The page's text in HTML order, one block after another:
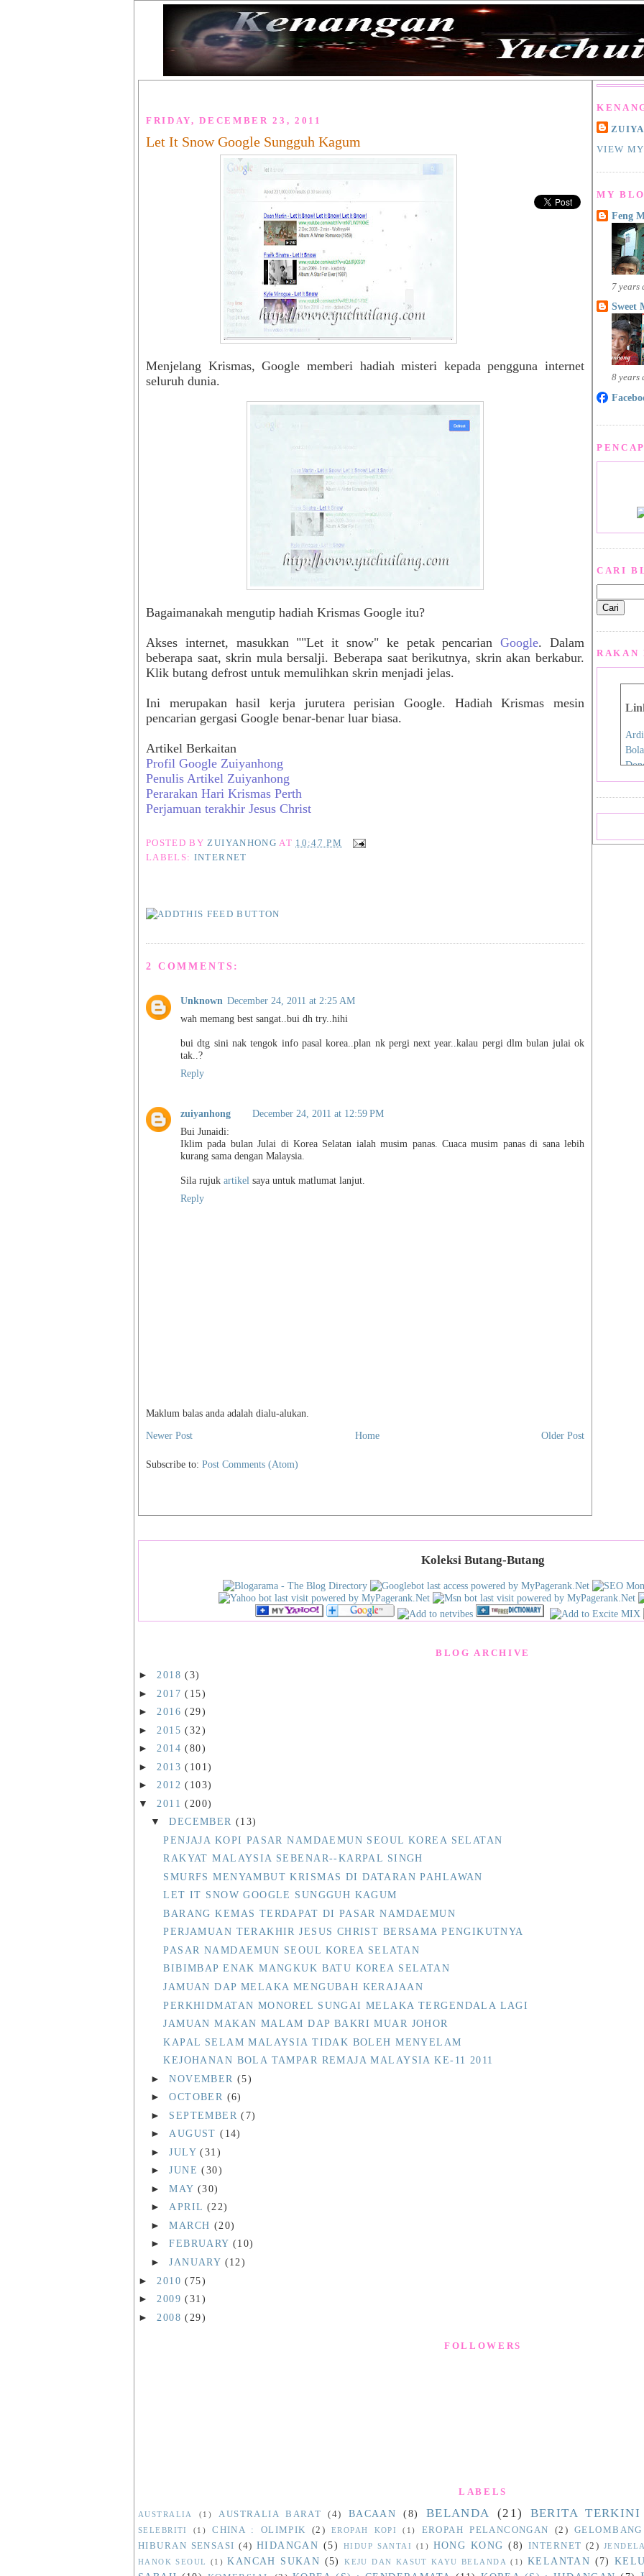
FRIDAY, DECEMBER 23, 2011
Let It Snow Google Sungguh Kagum
Menjelang Krismas, Google memberi hadiah misteri kepada pengguna internet
seluruh dunia.
Bagaimanakah mengutip hadiah Krismas Google itu?
Akses internet, masukkan ""Let it snow" ke petak pencarianGoogle. Dalam
beberapa saat, skrin mula bersalji. Beberapa saat berikutnya, skrin akan berkabur.
Klik butang defrost untuk memulihkan skrin menjadi jelas.
Ini merupakan hasil kerja jurutera perisian Google. Hadiah Krismas mesin
pencarian gergasi Google benar-benar luar biasa.
Artikel Berkaitan
Profil Google Zuiyanhong
Penulis Artikel Zuiyanhong
Perarakan Hari Krismas Perth
Perjamuan terakhir Jesus Christ
POSTED BY ZUIYANHONG AT 10:47 PM
LABELS: INTERNET
2 COMMENTS:
Unknown December 24, 2011 at 2:25 AM
wah memang best sangat..bui dh try..hihi
bui dtg sini nak tengok info pasal korea..plan nk pergi next year..kalau pergi dlm bulan julai ok
tak..?
Reply
zuiyanhong
December 24, 2011 at 12:59 PM
Bui Junaidi:
Iklim pada bulan Julai di Korea Selatan ialah musim panas. Cuaca musim panas di sana lebih
kurang sama dengan Malaysia.
Sila rujuk artikel saya untuk matlumat lanjut.
Reply
Maklum balas anda adalah dialu-alukan.
Newer Post
Older Post
Home
Subscribe to: Post Comments (Atom)
VIEW
MY
Feng
7 years
Sweet
8 years
CARI
RAKAN
Ardi
Eida
Koleksi Butang-Butang
BLOG ARCHIVE
► 2018(3)
► 2017(15)
► 2016(29)
► 2015(32)
► 2014(80)
► 2013(101)
► 2012(103)
▼ 2011(200)
▼DECEMBER(13)
PENJAJA KOPI PASAR NAMDAEMUN SEOUL KOREA SELATAN
RAKYAT MALAYSIA SEBENAR--KARPAL SINGH
SMURFS MENYAMBUT KRISMAS DI DATARAN PAHLAWAN
LET IT SNOW GOOGLE SUNGGUH KAGUM
BARANG KEMAS TERDAPAT DI PASAR NAMDAEMUN
PERJAMUAN TERAKHIR JESUS CHRIST BERSAMA PENGIKUTNYA
PASAR NAMDAEMUN SEOUL KOREA SELATAN
BIBIMBAP ENAK MANGKUK BATU KOREA SELATAN
JAMUAN DAP MELAKA MENGUBAH KERAJAAN
PERKHIDMATAN MONOREL SUNGAI MELAKA TERGENDALA LAGI
JAMUAN MAKAN MALAM DAP BAKRI MUAR JOHOR
KAPAL SELAM MALAYSIA TIDAK BOLEH MENYELAM
KEJOHANAN BOLA TAMPAR REMAJA MALAYSIA KE-11 2011
►NOVEMBER(5)
►OCTOBER (6)
► SEPTEMBER(7)
►AUGUST(14)
►JULY(31)
►JUNE(30)
►MAY (30)
►APRIL (22)
►MARCH (20)
►FEBRUARY(10)
►JANUARY (12)
► 2010(75)
► 2009(31)
► 2008(29)
FOLLOWERS
LABELS
AUSTRALIA (1) AUSTRALIA BARAT (4) BACAAN (8) BELANDA (21) BERITA TERKINI
SELEBRITI
(1) CHINA : OLIMPIK (2) EROPAH KOPI (1) EROPAH PELANCONGAN (2)
HIBURAN SENSASI (4) HIDANGAN (5) HIDUP SANTAI (1) HONG KONG (8) INTERNET (2)
HANOK SEOUL
(1) KANCAH SUKAN (5) KEJU DAN KASUT KAYU BELANDA (1) KELANTAN (7)